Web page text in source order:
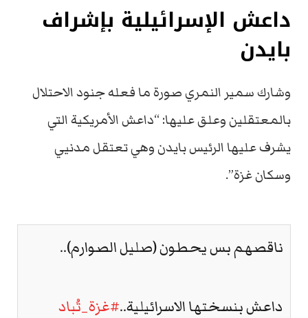
داعش الإسرائيلية بإشراف
بايدن
وشارك سمير النمري صورة ما فعله جنود الاحتلال
بالمعتقلين وعلق عليها: “داعش الأمريكية التي
يشرف عليها الرئيس بايدن وهي تعتقل مدنيي
وسكان غزة”.
ناقصهم بس يحطون (صليل الصوارم)..
داعش بنسختها الاسرائيلية..#غزة_تُباد